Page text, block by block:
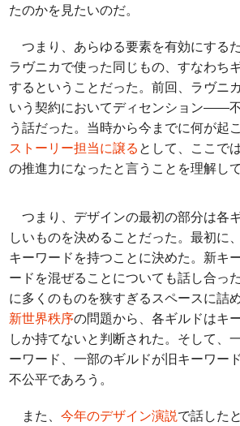
たのかを見たいのだ。
つまり、あらゆる要素を有効にする
ラヴニカで使った同じもの、すなわち
するということだった。前回、ラヴニ
いう契約においてディセンション――
う話だった。当時から今までに何が起
ストーリー担当に譲るとして、ここで
の推進力になったと言うことを理解し
つまり、デザインの最初の部分は各
しいものを決めることだった。最初に
キーワードを持つことに決めた。新キ
ードを混ぜることについても話し合っ
に多くのものを狭すぎるスペースに詰
新世界秩序の問題から、各ギルドはキ
しか持てないと判断された。そして、
ーワード、一部のギルドが旧キーワー
不公平であろう。
また、今年のデザイン演説で話した